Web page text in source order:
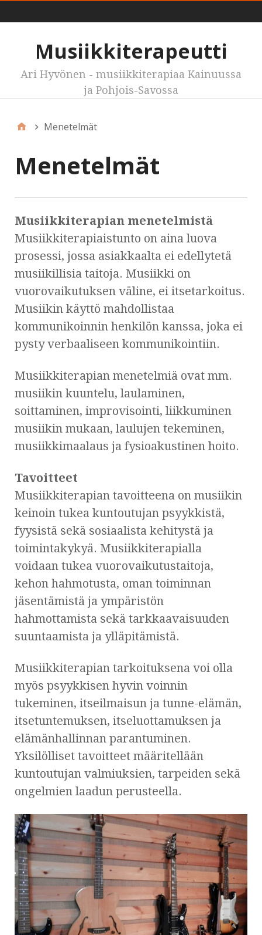
Musiikkiterapeutti
Ari Hyvönen - musiikkiterapiaa Kainuussa
ja Pohjois-Savossa
Menetelmät
Menetelmät
Musiikkiterapian menetelmistä
Musiikkiterapiaistunto on aina luova
prosessi, jossa asiakkaalta ei edellytetä
musiikillisia taitoja. Musiikki on
vuorovaikutuksen väline, ei itsetarkoitus.
Musiikin käyttö mahdollistaa
kommunikoinnin henkilön kanssa, joka ei
pysty verbaaliseen kommunikointiin.
Musiikkiterapian menetelmiä ovat mm.
musiikin kuuntelu, laulaminen,
soittaminen, improvisointi, liikkuminen
musiikin mukaan, laulujen tekeminen,
musiikkimaalaus ja fysioakustinen hoito.
Tavoitteet
Musiikkiterapian tavoitteena on musiikin
keinoin tukea kuntoutujan psyykkistä,
fyysistä sekä sosiaalista kehitystä ja
toimintakykyä. Musiikkiterapialla
voidaan tukea vuorovaikutustaitoja,
kehon hahmotusta, oman toiminnan
jäsentämistä ja ympäristön
hahmottamista sekä tarkkaavaisuuden
suuntaamista ja ylläpitämistä.
Musiikkiterapian tarkoituksena voi olla
myös psyykkisen hyvin voinnin
tukeminen, itseilmaisun ja tunne-elämän,
itsetuntemuksen, itseluottamuksen ja
elämänhallinnan parantuminen.
Yksilölliset tavoitteet määritellään
kuntoutujan valmiuksien, tarpeiden sekä
ongelmien laadun perusteella.